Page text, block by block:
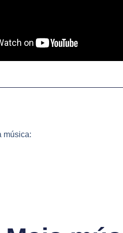
música: